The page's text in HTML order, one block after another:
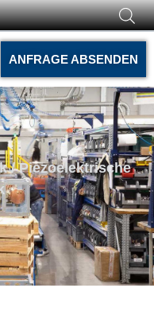
ANFRAGE ABSENDEN
/ Piezoelektrische